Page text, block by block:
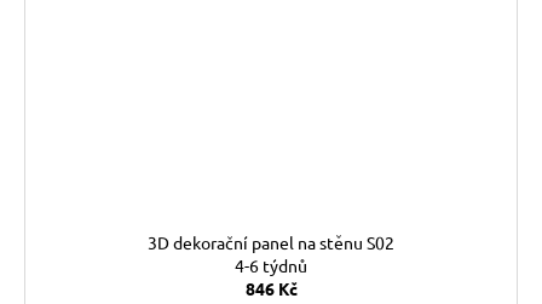
3D dekorační panel na stěnu S02
4-6 týdnů
846 Kč